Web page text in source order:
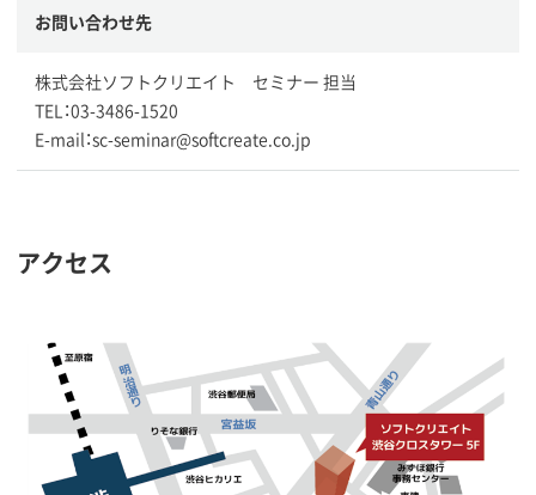
お問い合わせ先
株式会社ソフトクリエイト セミナー 担当
TEL：03-3486-1520
E-mail：sc-seminar@softcreate.co.jp
アクセス